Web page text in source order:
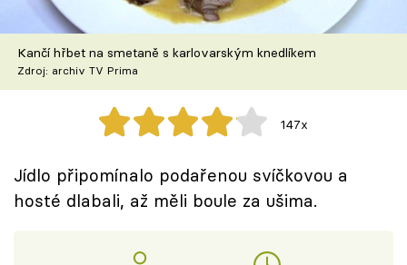
Recepty z TV
Speciál: Cuketa
Těhotnej kuchař
Přihlášení
Kančí hřbet na smetaně s karlovarským knedlíkem
Zdroj: archiv TV Prima
147x
Jídlo připomínalo podařenou svíčkovou a
hosté dlabali, až měli boule za ušima.